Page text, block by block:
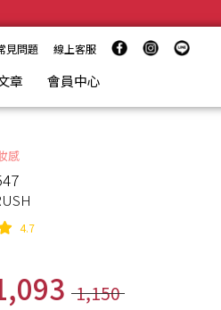
見問題 線上客服
章 會員中心
感
4.7
1,150